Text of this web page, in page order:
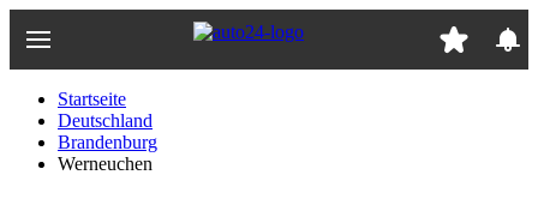
Hauptinhalt
Startseite
Deutschland
Brandenburg
Werneuchen